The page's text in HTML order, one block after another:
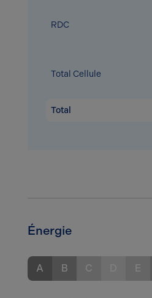
RDC
Total Cellule
Total
Énergie
A B C E